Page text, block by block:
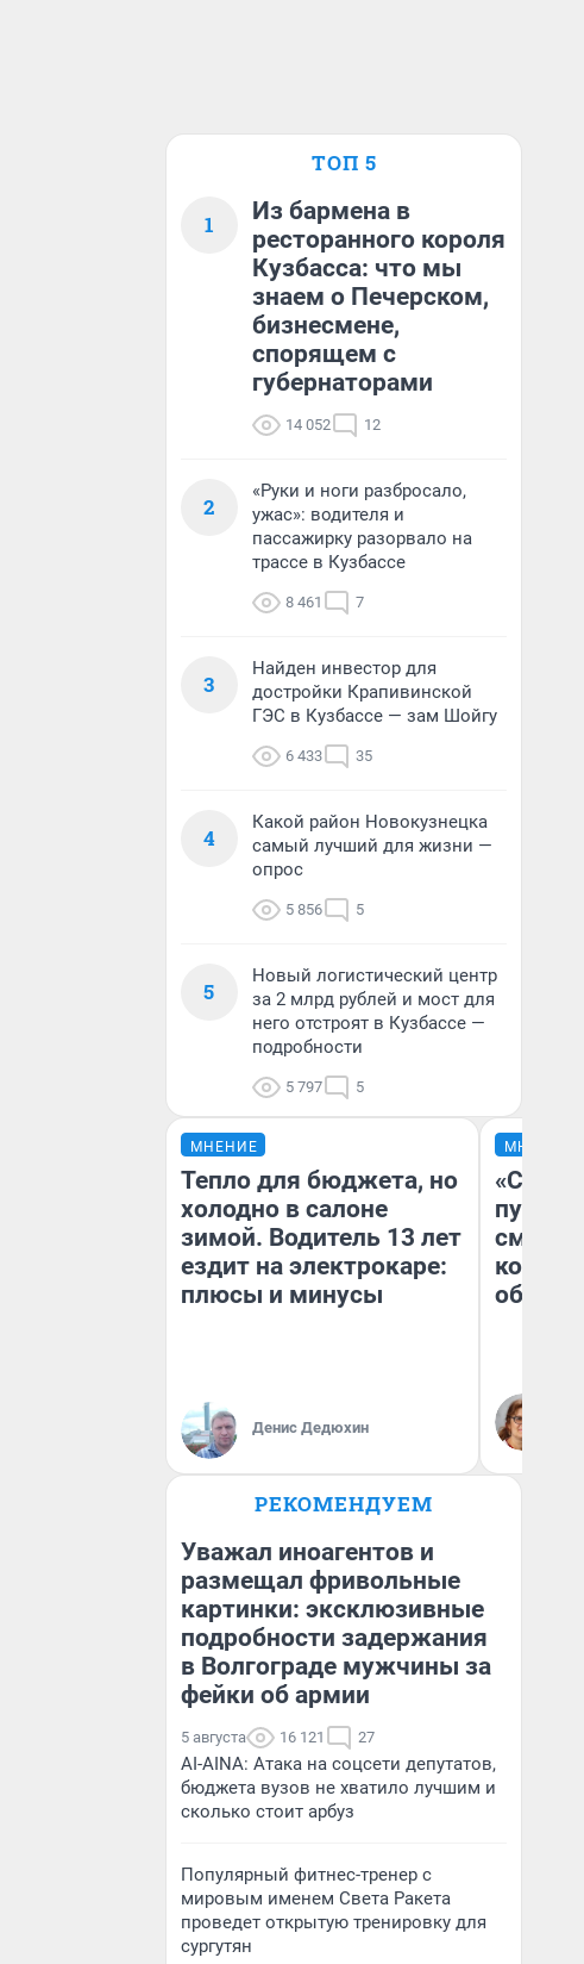
ТОП 5
1
Из бармена в
ресторанного короля
Кузбасса: что мы
знаем о Печерском,
бизнесмене,
спорящем с
губернаторами
14 052 12
2
«Руки и ноги разбросало,
ужас»: водителя и
пассажирку разорвало на
трассе в Кузбассе
8 461 7
3
Найден инвестор для
достройки Крапивинской
ГЭС в Кузбассе — зам Шойгу
6 433 35
4
Какой район Новокузнецка
самый лучший для жизни —
опрос
5 856 5
5
Новый логистический центр
за 2 млрд рублей и мост для
него отстроят в Кузбассе —
подробности
5 797 5
МНЕНИЕ
Тепло для бюджета, но
холодно в салоне
зимой. Водитель 13 лет
ездит на электрокаре:
плюсы и минусы
Денис Дедюхин
МНЕНИЕ
РЕКОМЕНДУЕМ
Уважал иноагентов и
размещал фривольные
картинки: эксклюзивные
подробности задержания
в Волгограде мужчины за
фейки об армии
5 августа 16 121 27
AI-AINA: Атака на соцсети депутатов,
бюджета вузов не хватило лучшим и
сколько стоит арбуз
Популярный фитнес-тренер с
мировым именем Света Ракета
проведет открытую тренировку для
сургутян